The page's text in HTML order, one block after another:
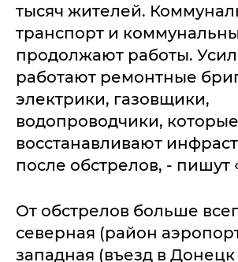
тысяч жителей.
транспорт и
продолжают работы.
работают ремонтные
электрики, газовщики,
водопроводчики, которые
восстанавливают
после обстрелов, - пишут
От обстрелов больше
северная (район
западная (въезд в